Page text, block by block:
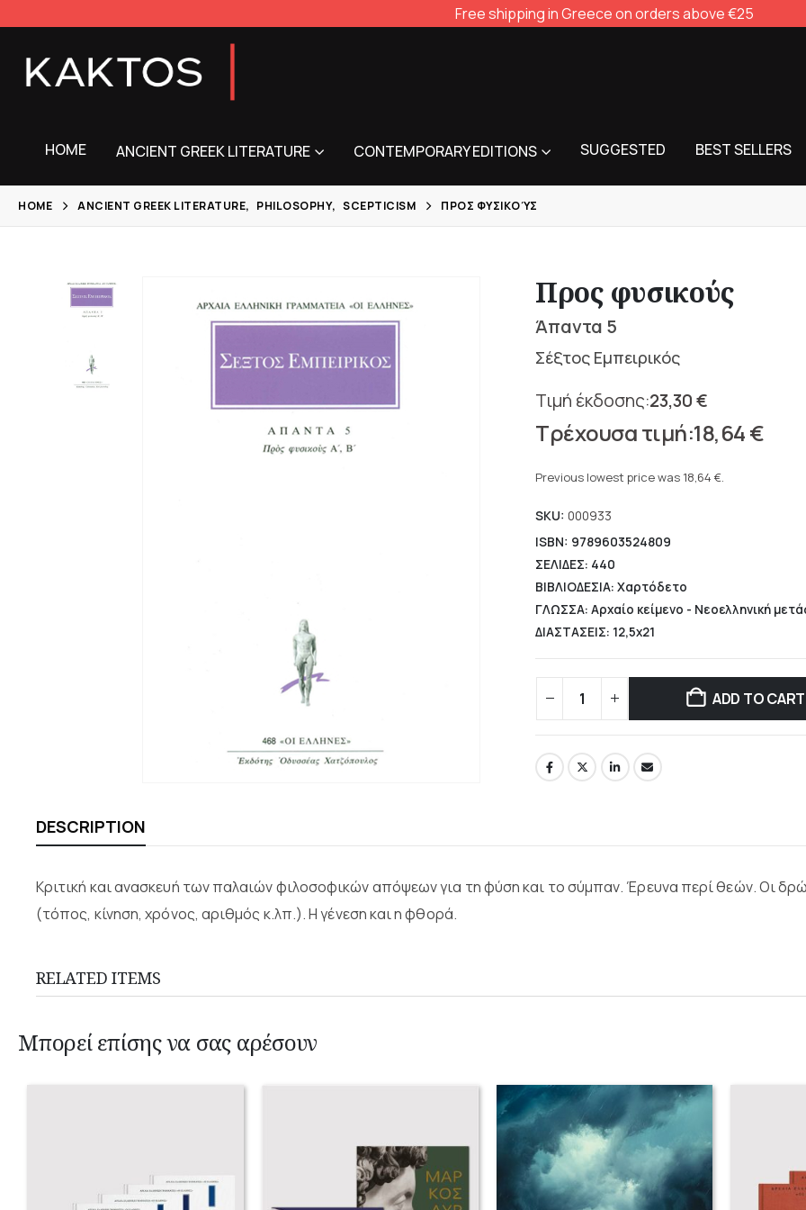
Free shipping in Greece on orders above €25
HOME ANCIENT GREEK LITERATURE CONTEMPORARY EDITIONS SUGGESTED BEST SELLERS
HOME ANCIENT GREEK LITERATURE, PHILOSOPHY, SCEPTICISM ΠΡΟΣ ΦΥΣΙΚΟΎΣ
Προς φυσικούς
Άπαντα 5
Σέξτος Εμπειρικός
23,30€
Original
price
was:
23,30 €.
18,64€
price
18,64 €.
Previous lowest price was 18,64 €.
SKU: 000933
ISBN: 9789603524809
ΣΕΛΙΔΕΣ: 440
ΒΙΒΛΙΟΔΕΣΙΑ: Χαρτόδετο
ΓΛΩΣΣΑ: Αρχαίο κείμενο - Νεοελληνική
ΔΙΑΣΤΑΣΕΙΣ: 12,5x21
ADD TO CART
DESCRIPTION
Κριτική και ανασκευή των παλαιών φιλοσοφικών απόψεων για τη φύση και το σύμπαν. Έρευνα περί θεών. Οι
(τόπος, κίνηση, χρόνος, αριθμός κ.λπ.). Η γένεση και η φθορά.
RELATED ITEMS
Μπορεί επίσης να σας αρέσουν